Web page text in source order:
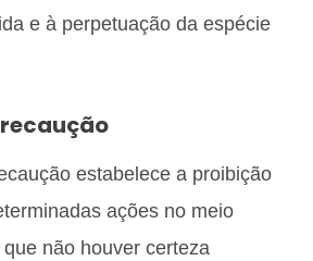
e à perpetuação da espécie
estabelece a proibição
ações no meio
não houver certeza